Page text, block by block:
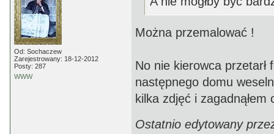
Od: Sochaczew
Zarejestrowany: 18-12-2012
Posty: 287
WWW
Można przemalować !
No nie kierowca przetarł
następnego domu
kilka zdjęć i
Ostatnio edytowany